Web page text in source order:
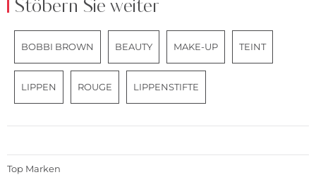
Stöbern Sie weiter
BOBBI BROWN BEAUTY MAKE-UP TEINT
LIPPEN ROUGE LIPPENSTIFTE
Top Marken